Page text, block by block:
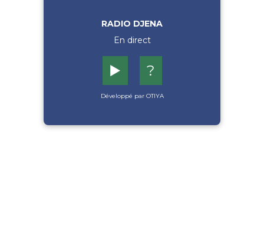
RADIO DJENA
En direct
▶️ ?
Développé par OTIYA